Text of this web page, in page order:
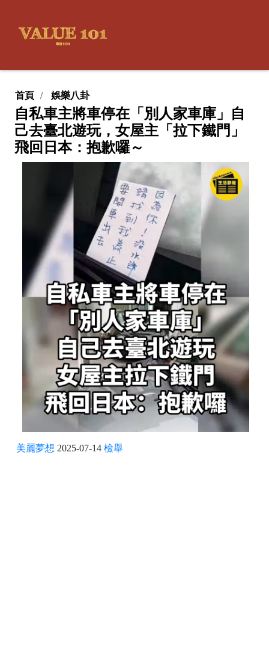
首頁 娛樂八卦
自私車主將車停在「別人家車庫」自
己去臺北遊玩，女屋主「拉下鐵門」
飛回日本：抱歉囉～
美麗夢想 2025-07-14 檢舉